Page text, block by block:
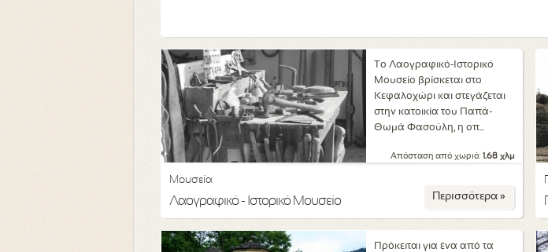
Το Λαογραφικό-Ιστορικό
Μουσείο βρίσκεται στο
Κεφαλοχώρι και στεγάζεται
στην κατοικία του Παπά-
Θωμά Φασούλη, η οπ...
Απόσταση από χωριό: 1.68 χλμ
Μουσεία
Λαογραφικό - Ιστορικό Μουσείο Περισσότερα »
Πρόκειται για ένα από τα